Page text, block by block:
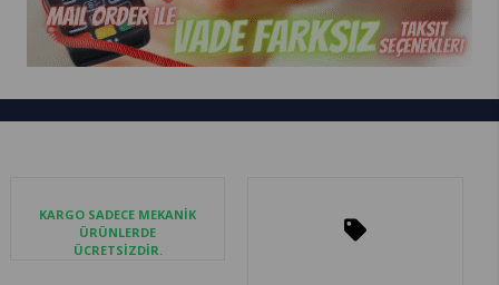
KARGO SADECE MEKANİK
ÜRÜNLERDE
ÜCRETSİZDİR.